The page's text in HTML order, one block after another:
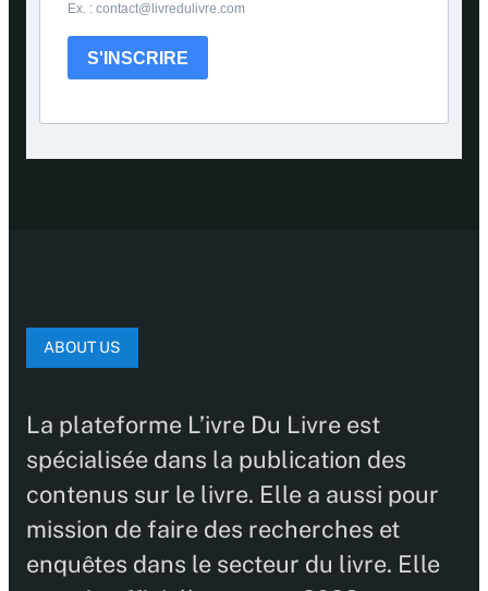
Ex. : contact@livredulivre.com
S'INSCRIRE
ABOUT US
La plateforme L’ivre Du Livre est
spécialisée dans la publication des
contenus sur le livre. Elle a aussi pour
mission de faire des recherches et
enquêtes dans le secteur du livre. Elle